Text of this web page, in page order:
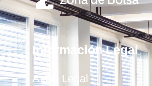
Información Legal
Aviso Legal